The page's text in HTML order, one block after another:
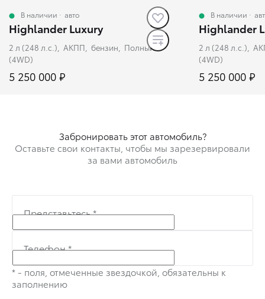
В наличии · авто
Highlander Luxury
2 л (248 л.с.), АКПП, бензин, Полный
(4WD)
5 250 000 ₽
В наличии ·
Highlander
2 л (248 л.с.),
(4WD)
5 250 000 ₽
Забронировать этот автомобиль?
Оставьте свои контакты, чтобы мы зарезервировали
за вами автомобиль
Представьтесь*
Телефон*
* - поля, отмеченные звездочкой, обязательны к
заполнению